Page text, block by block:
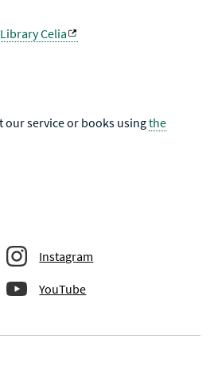
Celia
our service or books usingthe
Instagram
YouTube